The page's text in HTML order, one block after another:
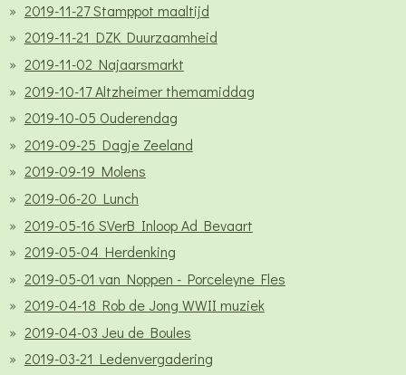
2019-11-27 Stamppot maaltijd
2019-11-21 DZK Duurzaamheid
2019-11-02 Najaarsmarkt
2019-10-17 Altzheimer themamiddag
2019-10-05 Ouderendag
2019-09-25 Dagje Zeeland
2019-09-19 Molens
2019-06-20 Lunch
2019-05-16 SVerB Inloop Ad Bevaart
2019-05-04 Herdenking
2019-05-01 van Noppen - Porceleyne Fles
2019-04-18 Rob de Jong WWII muziek
2019-04-03 Jeu de Boules
2019-03-21 Ledenvergadering